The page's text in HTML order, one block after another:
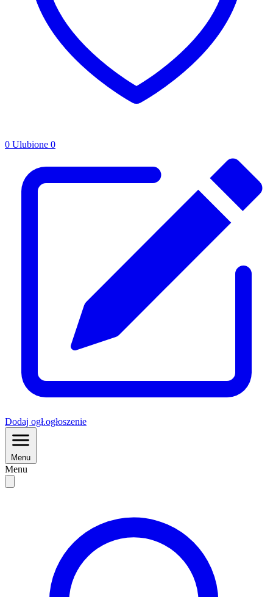
0 Ulubione 0
Dodaj ogł.ogłoszenie
Menu
Menu